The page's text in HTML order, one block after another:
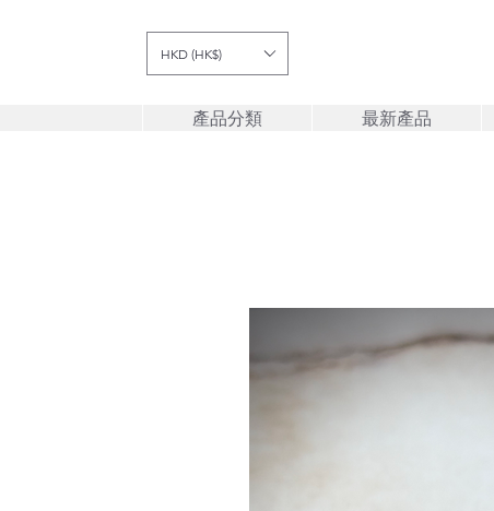
HKD (HK$)
產品分類 最新產品